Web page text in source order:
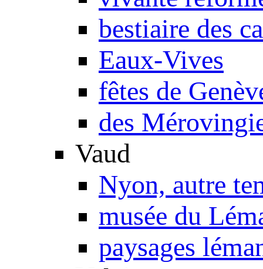
bestiaire des
Eaux-Vives
fêtes de
des
Vaud
Nyon, autre
musée du
paysages